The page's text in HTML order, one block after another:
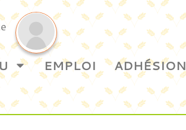
EMPLOI ADHÉSION